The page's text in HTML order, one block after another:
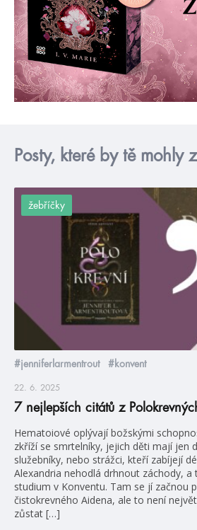
Posty, které by tě mohly
žebříčky
#jenniferlarmentrout #konvent
22. 6. 2025
7 nejlepších citátů z
Hematoiové oplývají božskými
zkříží se smrtelníky, jejich děti mají jen
služebníky, nebo strážci, kteří zabíjejí
Alexandria nehodlá drhnout záchody, a
studium v Konventu. Tam se jí začnou
čistokrevného Aidena, ale to není
zůstat […]